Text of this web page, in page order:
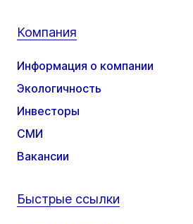
Компания
Информация о компании
Экологичность
Инвесторы
СМИ
Вакансии
Быстрые ссылки